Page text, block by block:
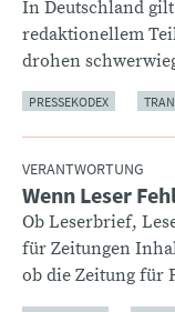
In Deutschland
redaktionellem
drohen
PRESSEKODEX
VERANTWORTUNG
:Wenn Leser
Ob Leserbrief,
für Zeitungen
ob die Zeitung für